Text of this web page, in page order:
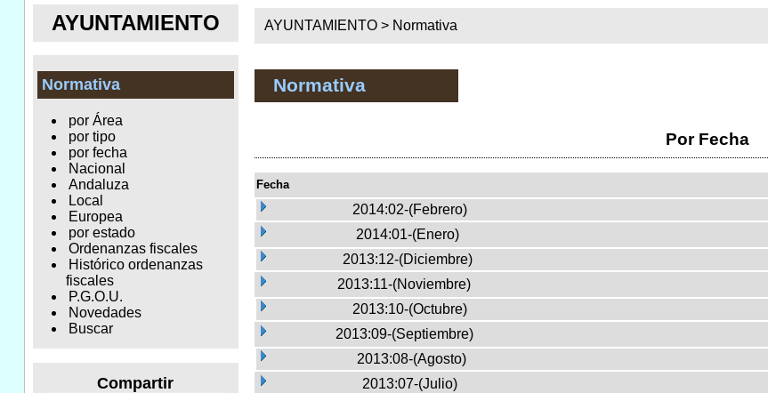
AYUNTAMIENTO
Normativa
por Área
por tipo
por fecha
Nacional
Andaluza
Local
Europea
por estado
Ordenanzas fiscales
Histórico ordenanzas
fiscales
P.G.O.U.
Novedades
Buscar
Compartir
AYUNTAMIENTO > Normativa
Normativa
Por Fecha
Fecha
2014:02-(Febrero)
2014:01-(Enero)
2013:12-(Diciembre)
2013:11-(Noviembre)
2013:10-(Octubre)
2013:09-(Septiembre)
2013:08-(Agosto)
2013:07-(Julio)